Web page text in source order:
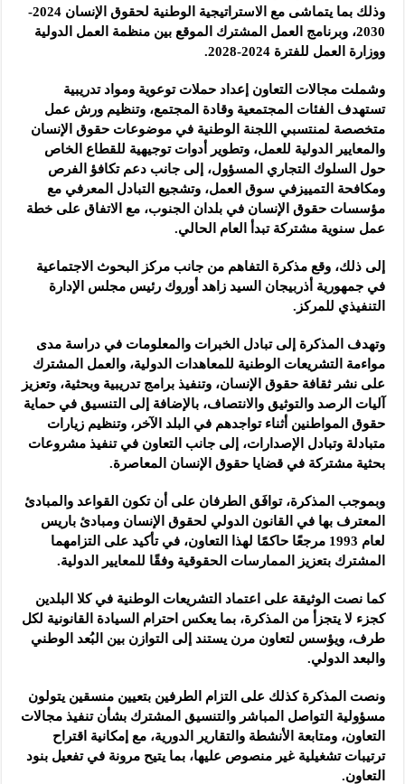
وذلك بما يتماشى مع الاستراتيجية الوطنية لحقوق الإنسان 2024-
2030، وبرنامج العمل المشترك الموقع بين منظمة العمل الدولية
ووزارة العمل للفترة 2024-2028.
وشملت مجالات التعاون إعداد حملات توعوية ومواد تدريبية
تستهدف الفئات المجتمعية وقادة المجتمع، وتنظيم ورش عمل
متخصصة لمنتسبي اللجنة الوطنية في موضوعات حقوق الإنسان
والمعايير الدولية للعمل، وتطوير أدوات توجيهية للقطاع الخاص
حول السلوك التجاري المسؤول، إلى جانب دعم تكافؤ الفرص
ومكافحة التمييزفي سوق العمل، وتشجيع التبادل المعرفي مع
مؤسسات حقوق الإنسان في بلدان الجنوب، مع الاتفاق على خطة
عمل سنوية مشتركة تبدأ العام الحالي.
إلى ذلك، وقع مذكرة التفاهم من جانب مركز البحوث الاجتماعية
في جمهورية أذربيجان السيد زاهد أوروك رئيس مجلس الإدارة
التنفيذي للمركز.
وتهدف المذكرة إلى تبادل الخبرات والمعلومات في دراسة مدى
مواءمة التشريعات الوطنية للمعاهدات الدولية، والعمل المشترك
على نشر ثقافة حقوق الإنسان، وتنفيذ برامج تدريبية وبحثية، وتعزيز
آليات الرصد والتوثيق والانتصاف، بالإضافة إلى التنسيق في حماية
حقوق المواطنين أثناء تواجدهم في البلد الآخر، وتنظيم زيارات
متبادلة وتبادل الإصدارات، إلى جانب التعاون في تنفيذ مشروعات
بحثية مشتركة في قضايا حقوق الإنسان المعاصرة.
وبموجب المذكرة، توافَق الطرفان على أن تكون القواعد والمبادئ
المعترف بها في القانون الدولي لحقوق الإنسان ومبادئ باريس
لعام 1993 مرجعًا حاكمًا لهذا التعاون، في تأكيد على التزامهما
المشترك بتعزيز الممارسات الحقوقية وفقًا للمعايير الدولية.
كما نصت الوثيقة على اعتماد التشريعات الوطنية في كلا البلدين
كجزء لا يتجزأ من المذكرة، بما يعكس احترام السيادة القانونية لكل
طرف، ويؤسس لتعاون مرن يستند إلى التوازن بين البُعد الوطني
والبعد الدولي.
ونصت المذكرة كذلك على التزام الطرفين بتعيين منسقين يتولون
مسؤولية التواصل المباشر والتنسيق المشترك بشأن تنفيذ مجالات
التعاون، ومتابعة الأنشطة والتقارير الدورية، مع إمكانية اقتراح
ترتيبات تشغيلية غير منصوص عليها، بما يتيح مرونة في تفعيل بنود
التعاون.